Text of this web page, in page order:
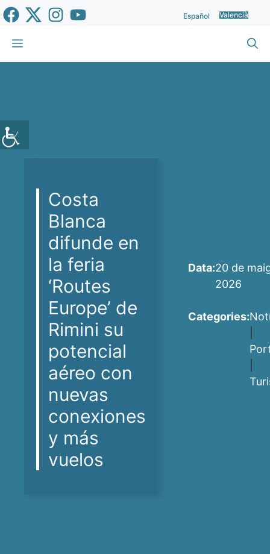
Vés
al
contingut
Español Valencià
Menu
Costa
Blanca
difunde en
la feria
‘Routes
Europe’ de
Rimini su
potencial
aéreo con
nuevas
conexiones
y más
vuelos
Data:20 de
2026
Categories: